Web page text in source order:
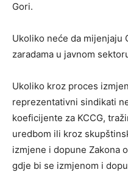
Gori.
Ukoliko neće da mijenjaju
zaradama u javnom
Ukoliko kroz proces
reprezentativni sindikati
koeficijente za KCCG,
uredbom ili kroz
izmjene i dopune Zakona
gdje bi se izmjenom i